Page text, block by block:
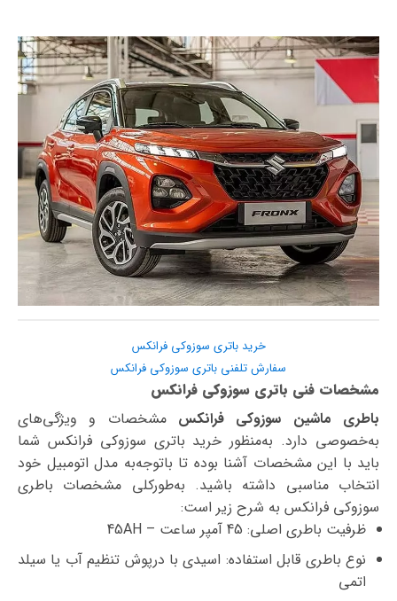
خرید باتری سوزوکی فرانکس
سفارش تلفنی باتری سوزوکی فرانکس
مشخصات فنی باتری سوزوکی فرانکس
باطری ماشین سوزوکی فرانکس مشخصات و ویژگی‌های
به‌خصوصی دارد. به‌منظور خرید باتری سوزوکی فرانکس شما
باید با این مشخصات آشنا بوده تا با‌توجه‌به مدل اتومبیل خود
انتخاب مناسبی داشته باشید. به‌طورکلی مشخصات باطری
سوزوکی فرانکس به شرح زیر است:
ظرفیت باطری اصلی: 45 آمپر ساعت – 45AH
نوع باطری قابل استفاده: اسیدی با درپوش تنظیم آب یا سیلد
اتمی